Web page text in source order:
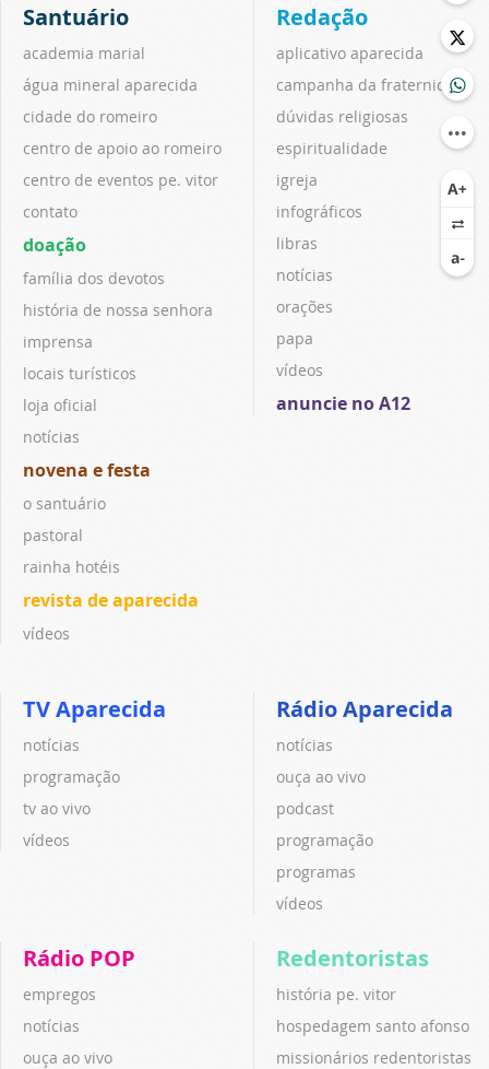
Santuário
academia marial
água mineral aparecida
cidade do romeiro
centro de apoio ao romeiro
centro de eventos pe. vitor
contato
doação
família dos devotos
história de nossa senhora
imprensa
locais turísticos
loja oficial
notícias
novena e festa
o santuário
pastoral
rainha hotéis
revista de aparecida
vídeos
Redação
aplicativo aparecida
campanha da fraternidade
dúvidas religiosas
espiritualidade
igreja
infográficos
libras
notícias
orações
papa
vídeos
anuncie no A12
TV Aparecida
notícias
programação
tv ao vivo
vídeos
Rádio Aparecida
notícias
ouça ao vivo
podcast
programação
programas
vídeos
Rádio POP
empregos
notícias
ouça ao vivo
Redentoristas
história pe. vitor
hospedagem santo afonso
missionários redentoristas